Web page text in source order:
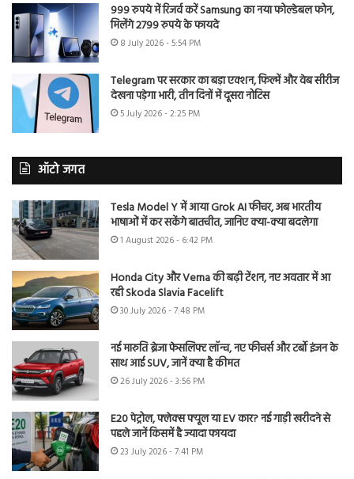
999 रुपये में रिजर्व करें Samsung का नया फोल्डेबल फोन,
मिलेंगे 2799 रुपये के फायदे
8 July 2026 - 5:54 PM
Telegram पर सरकार का बड़ा एक्शन, फिल्में और वेब सीरीज
देखना पड़ेगा भारी, तीन दिनों में दूसरा नोटिस
5 July 2026 - 2:25 PM
ऑटो जगत
Tesla Model Y में आया Grok AI फीचर, अब भारतीय
भाषाओं में कर सकेंगे बातचीत, जानिए क्या-क्या बदलेगा
1 August 2026 - 6:42 PM
Honda City और Verna की बढ़ी टेंशन, नए अवतार में आ
रही Skoda Slavia Facelift
30 July 2026 - 7:48 PM
नई मारुति ब्रेजा फेसलिफ्ट लॉन्च, नए फीचर्स और टर्बो इंजन के
साथ आई SUV, जानें क्या है कीमत
26 July 2026 - 3:56 PM
E20 पेट्रोल, फ्लेक्स फ्यूल या EV कार? नई गाड़ी खरीदने से
पहले जानें किसमें है ज्यादा फायदा
23 July 2026 - 7:41 PM